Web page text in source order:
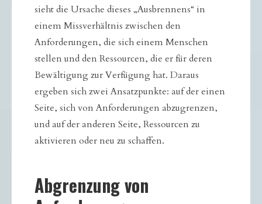
sieht die Ursache dieses „Ausbrennens“ in
einem Missverhältnis zwischen den
Anforderungen, die sich einem Menschen
stellen und den Ressourcen, die er für deren
Bewältigung zur Verfügung hat. Daraus
ergeben sich zwei Ansatzpunkte: auf der einen
Seite, sich von Anforderungen abzugrenzen,
und auf der anderen Seite, Ressourcen zu
aktivieren oder neu zu schaffen.
Abgrenzung von